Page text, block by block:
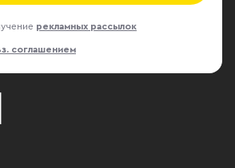
рекламных рассылок
соглашением